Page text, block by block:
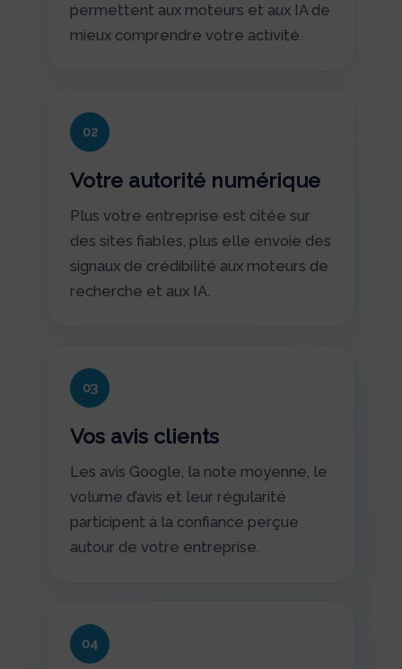
permettent aux moteurs et aux IA de
mieux comprendre votre activité.
02
Votre autorité numérique
Plus votre entreprise est citée sur
des sites fiables, plus elle envoie des
signaux de crédibilité aux moteurs de
recherche et aux IA.
03
Vos avis clients
Les avis Google, la note moyenne, le
volume d’avis et leur régularité
participent à la confiance perçue
autour de votre entreprise.
04